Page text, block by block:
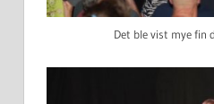
Det ble vist mye fin